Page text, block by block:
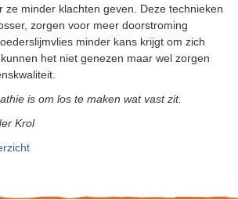
ze minder klachten geven. Deze technieken
zorgen voor meer doorstroming
minder kans krijgt om zich
het niet genezen maar wel zorgen
is om los te maken wat vast zit.
Krol